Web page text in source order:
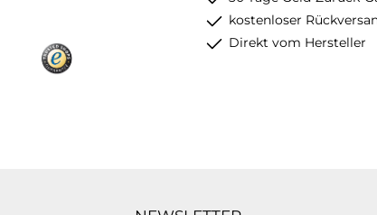
kostenloser
Direkt vom Hersteller